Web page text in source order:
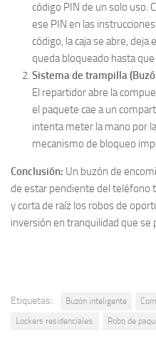
código PIN de un solo uso.
ese PIN en las
código, la caja se abre, deja
queda bloqueado hasta
Sistema de trampilla
El repartidor abre la
el paquete cae a un
intenta meter la mano por
mecanismo de bloqueo
Conclusión: Un buzón de
de estar pendiente del teléfono
y corta de raíz los robos de
inversión en tranquilidad que se
Etiquetas: Buzón inteligente
Lockers residenciales.
Robo de